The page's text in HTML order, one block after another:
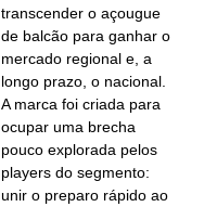
transcender o açougue
de balcão para ganhar o
mercado regional e, a
longo prazo, o nacional.
A marca foi criada para
ocupar uma brecha
pouco explorada pelos
players do segmento:
unir o preparo rápido ao